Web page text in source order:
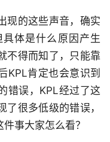
现的这些声音，确实
体是什么原因产生
不得而知了，只能靠
KPL肯定也会意识到
错误，KPL经过了这
很多低级的错误，
事大家怎么看？